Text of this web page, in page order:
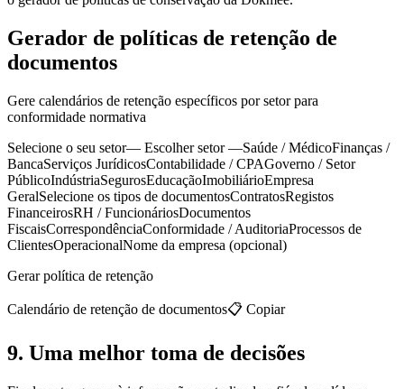
Gerador de políticas de retenção de
documentos
Gere calendários de retenção específicos por setor para
conformidade normativa
Selecione o seu setor— Escolher setor —Saúde / MédicoFinanças /
BancaServiços JurídicosContabilidade / CPAGoverno / Setor
PúblicoIndústriaSegurosEducaçãoImobiliárioEmpresa
GeralSelecione os tipos de documentosContratosRegistos
FinanceirosRH / FuncionáriosDocumentos
FiscaisCorrespondênciaConformidade / AuditoriaProcessos de
ClientesOperacionalNome da empresa (opcional)
Gerar política de retenção
Calendário de retenção de documentos📋 Copiar
9. Uma melhor toma de decisões